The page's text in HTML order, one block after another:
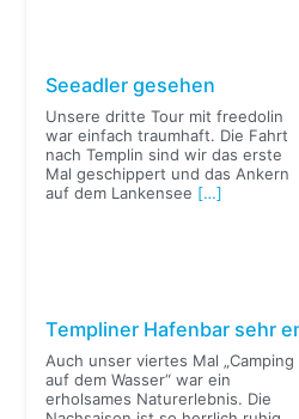
Seeadler gesehen
Unsere dritte Tour mit freedolin
war einfach traumhaft. Die Fahrt
nach Templin sind wir das erste
Mal geschippert und das Ankern
auf dem Lankensee […]
Templiner Hafenbar sehr
Auch unser viertes Mal „Camping
auf dem Wasser“ war ein
erholsames Naturerlebnis. Die